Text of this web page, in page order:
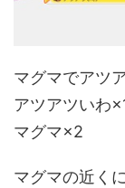
マグマでアツ
アツアツいわ
マグマ×2
マグマの近く